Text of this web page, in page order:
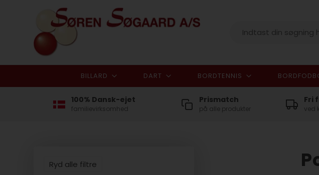
BILLARD DART BORDTENNIS
100% Dansk-ejet
familievirksomhed
Prismatch
på alle produkter
Fri
ved
Ryd alle filtre